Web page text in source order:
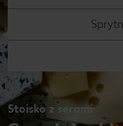
Stoisko z serami